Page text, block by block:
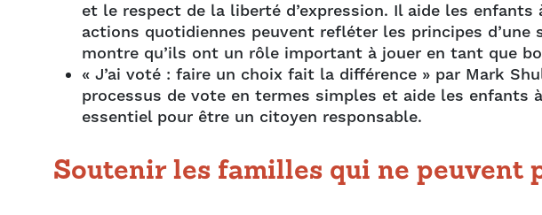
et le respect de la liberté d’expression. Il aide les
actions quotidiennes peuvent refléter les principes
montre qu’ils ont un rôle important à jouer en tant que
« J’ai voté : faire un choix fait la différence » par Mark
processus de vote en termes simples et aide les enfants
essentiel pour être un citoyen responsable.
Soutenir les familles qui ne peuvent